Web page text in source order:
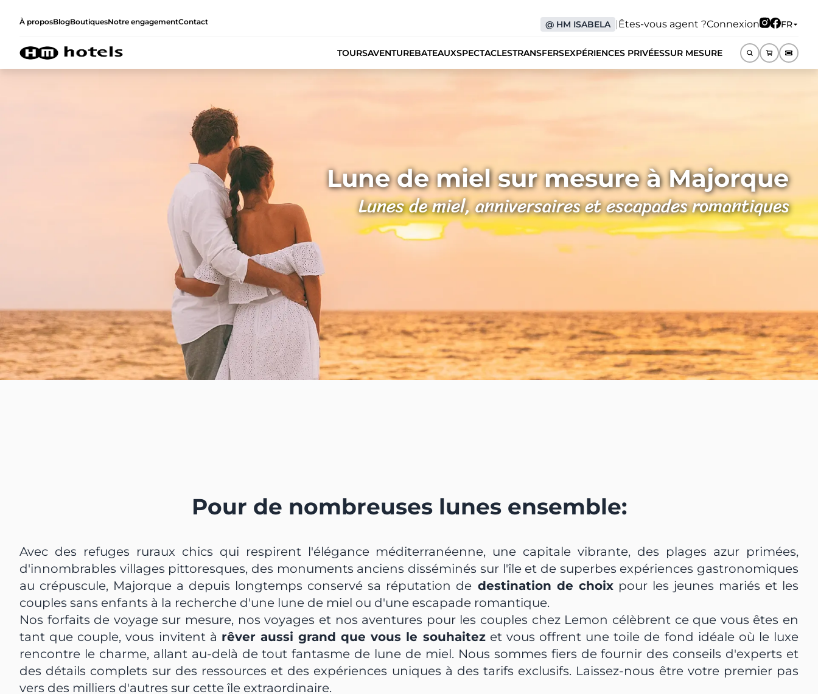
À proposBlogBoutiquesNotre engagementContact @ HM ISABELA |Êtes-vous agent ?Connexion FR
TOURSAVENTUREBATEAUXSPECTACLESTRANSFERSEXPÉRIENCES PRIVÉESSUR MESURE
Lune de miel sur mesure à Majorque
Lunes de miel, anniversaires et escapades romantiques
Pour de nombreuses lunes ensemble:
Avec des refuges ruraux chics qui respirent l'élégance méditerranéenne, une capitale vibrante, des plages azur primées,
d'innombrables villages pittoresques, des monuments anciens disséminés sur l'île et de superbes expériences gastronomiques
au crépuscule, Majorque a depuis longtemps conservé sa réputation de destination de choixpour les jeunes mariés et les
couples sans enfants à la recherche d'une lune de miel ou d'une escapade romantique.
Nos forfaits de voyage sur mesure, nos voyages et nos aventures pour les couples chez Lemon célèbrent ce que vous êtes en
tant que couple, vous invitent à rêver aussi grand que vous le souhaitezet vous offrent une toile de fond idéale où le luxe
rencontre le charme, allant au-delà de tout fantasme de lune de miel. Nous sommes fiers de fournir des conseils d'experts et
des détails complets sur des ressources et des expériences uniques à des tarifs exclusifs. Laissez-nous être votre premier pas
vers des milliers d'autres sur cette île extraordinaire.